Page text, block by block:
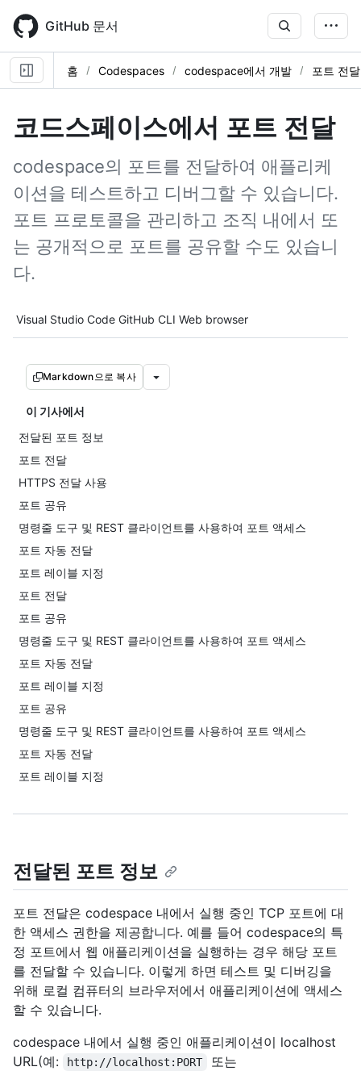
main
content
GitHub 문서
홈 Codespaces codespace에서 개발 포트 전달
코드스페이스에서 포트 전달
codespace의 포트를 전달하여 애플리케
이션을 테스트하고 디버그할 수 있습니다.
포트 프로토콜을 관리하고 조직 내에서 또
는 공개적으로 포트를 공유할 수도 있습니
다.
Tool navigation
Visual Studio Code GitHub CLI Web browser
Markdown으로 복사
이 기사에서
전달된 포트 정보
포트 전달
HTTPS 전달 사용
포트 공유
명령줄 도구 및 REST 클라이언트를 사용하여 포트 액세스
포트 자동 전달
포트 레이블 지정
포트 전달
포트 공유
명령줄 도구 및 REST 클라이언트를 사용하여 포트 액세스
포트 자동 전달
포트 레이블 지정
포트 공유
명령줄 도구 및 REST 클라이언트를 사용하여 포트 액세스
포트 자동 전달
포트 레이블 지정
전달된 포트 정보
포트 전달은 codespace 내에서 실행 중인 TCP 포트에 대
한 액세스 권한을 제공합니다. 예를 들어 codespace의 특
정 포트에서 웹 애플리케이션을 실행하는 경우 해당 포트
를 전달할 수 있습니다. 이렇게 하면 테스트 및 디버깅을
위해 로컬 컴퓨터의 브라우저에서 애플리케이션에 액세스
할 수 있습니다.
codespace 내에서 실행 중인 애플리케이션이 localhost
URL(예:
http://localhost:PORT 또는